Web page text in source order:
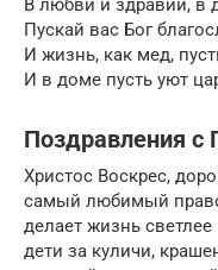
В любви и здравии, в
Пускай вас Бог
И жизнь, как мед,
И в доме пусть уют
Поздравления с
Христос Воскрес,
самый любимый
делает жизнь
дети за куличи,